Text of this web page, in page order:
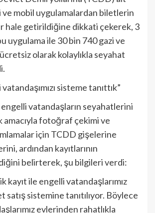
mobil uygulamalardan biletlerin
hale getirildiğine dikkati çekerek, 3
uygulama ile 30 bin 740 gazi ve
ücretsiz olarak kolaylıkla seyahat
sisteme tanıttık”
vatandaşların seyahatlerini
amacıyla fotoğraf çekimi ve
için TCDD gişelerine
ardından kayıtlarının
belirterek, şu bilgileri verdi:
kayıt ile engelli vatandaşlarımız
satış sistemine tanıtılıyor. Böylece
evlerinden rahatlıkla